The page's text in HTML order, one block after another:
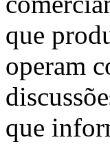
que
operam
que